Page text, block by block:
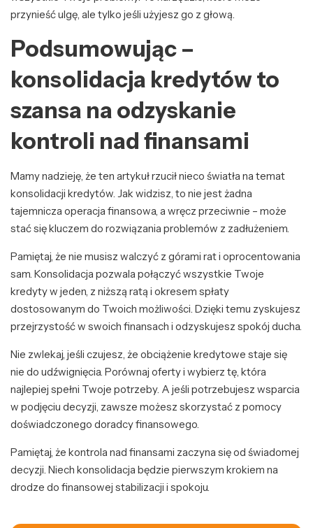
przynieść ulgę, ale tylko jeśli użyjesz go z głową.
Podsumowując –
konsolidacja kredytów to
szansa na odzyskanie
kontroli nad finansami
Mamy nadzieję, że ten artykuł rzucił nieco światła na temat
konsolidacji kredytów. Jak widzisz, to nie jest żadna
tajemnicza operacja finansowa, a wręcz przeciwnie – może
stać się kluczem do rozwiązania problemów z zadłużeniem.
Pamiętaj, że nie musisz walczyć z górami rat i oprocentowania
sam. Konsolidacja pozwala połączyć wszystkie Twoje
kredyty w jeden, z niższą ratą i okresem spłaty
dostosowanym do Twoich możliwości. Dzięki temu zyskujesz
przejrzystość w swoich finansach i odzyskujesz spokój ducha.
Nie zwlekaj, jeśli czujesz, że obciążenie kredytowe staje się
nie do udźwignięcia. Porównaj oferty i wybierz tę, która
najlepiej spełni Twoje potrzeby. A jeśli potrzebujesz wsparcia
w podjęciu decyzji, zawsze możesz skorzystać z pomocy
doświadczonego doradcy finansowego.
Pamiętaj, że kontrola nad finansami zaczyna się od świadomej
decyzji. Niech konsolidacja będzie pierwszym krokiem na
drodze do finansowej stabilizacji i spokoju.